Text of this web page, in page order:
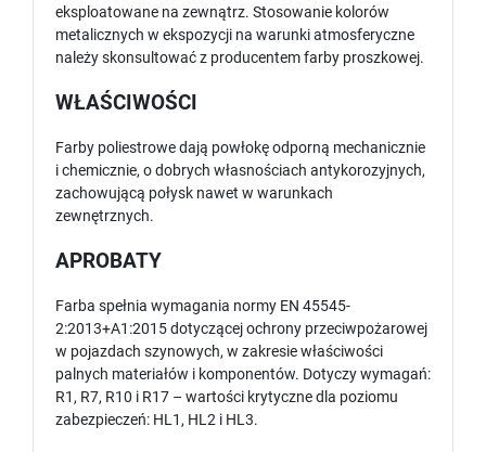
eksploatowane na zewnątrz. Stosowanie kolorów
metalicznych w ekspozycji na warunki atmosferyczne
należy skonsultować z producentem farby proszkowej.
WŁAŚCIWOŚCI
Farby poliestrowe dają powłokę odporną mechanicznie
i chemicznie, o dobrych własnościach antykorozyjnych,
zachowującą połysk nawet w warunkach
zewnętrznych.
APROBATY
Farba spełnia wymagania normy EN 45545-
2:2013+A1:2015 dotyczącej ochrony przeciwpożarowej
w pojazdach szynowych, w zakresie właściwości
palnych materiałów i komponentów. Dotyczy wymagań:
R1, R7, R10 i R17 – wartości krytyczne dla poziomu
zabezpieczeń: HL1, HL2 i HL3.